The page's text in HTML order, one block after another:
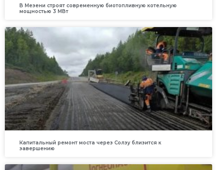
В Мезени строят современную биотопливную котельную
мощностью 3 МВт
Капитальный ремонт моста через Солзу близится к
завершению